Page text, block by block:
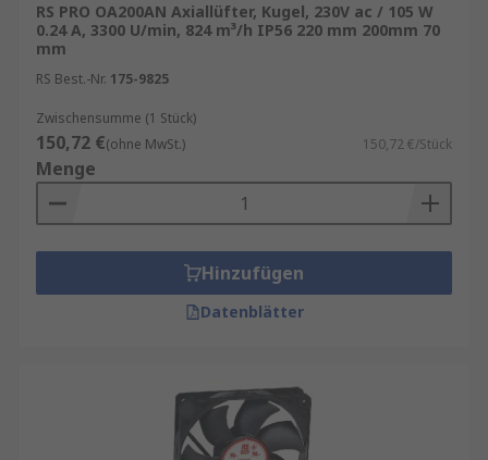
(leise, kosteneffizient)
Bauform: runder oder quadratischer
Flansch, je nach Montagesituation
Unser Sortiment enthält Qualitätsprodukte von
Marken wieebm-papst
Sunon
sowieRS PRO, unserer hauseigenen
professionellen Marke.
Informationen zur spätesten Bestelluhrzeit für
eine garantierte Lieferung am nächsten Werktag
sowie zum Mindestbestellwert für eine
RS ist der Ansprechpartner für Ihren Einkauf mit
RS Purchasing Manager .
RS PRO OA200AN Axiallüfter, Kugel, 230V ac / 105 W
0.24 A, 3300 U/min, 824 m³/h IP56 220 mm 200mm 70
mm
RS Best.-Nr. 175-9825
Zwischensumme (1 Stück)
150,72 €(ohne MwSt.) 150,72 €/Stück
Menge
Hinzufügen
Datenblätter